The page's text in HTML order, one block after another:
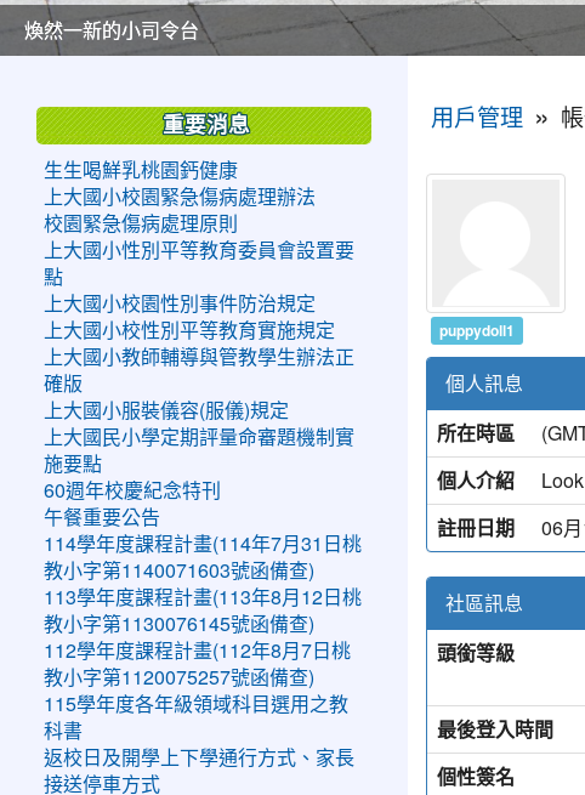
美麗的操場是我們活力的來源
美麗的操場是我們活力的來源
煥然一新的小司令台
煥然一新的小司令台
富含桃園埤塘田園風光意象的中廊
富含桃園埤塘田園風光意象的中廊
嶄新的中庭廣場
嶄新的中庭廣場
水生池生生不息
水生池生生不息
用戶管理 »
puppydoll1
個人訊息
所在時區
個人介紹
註冊日期
06
社區訊息
頭銜等級
最後登入時間
個性簽名
重要消息
生生喝鮮乳桃園鈣健康
上大國小校園緊急傷病處理辦法
校園緊急傷病處理原則
上大國小性別平等教育委員會設置要
點
上大國小校園性別事件防治規定
上大國小校性別平等教育實施規定
上大國小教師輔導與管教學生辦法正
確版
上大國小服裝儀容(服儀)規定
上大國民小學定期評量命審題機制實
施要點
60週年校慶紀念特刊
午餐重要公告
114學年度課程計畫(114年7月31日桃
教小字第1140071603號函備查)
113學年度課程計畫(113年8月12日桃
教小字第1130076145號函備查)
112學年度課程計畫(112年8月7日桃
教小字第1120075257號函備查)
115學年度各年級領域科目選用之教
科書
返校日及開學上下學通行方式、家長
接送停車方式